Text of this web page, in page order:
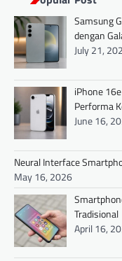
Samsung
dengan
July 21,
iPhone
Performa
June 16,
Neural Interface
May 16, 2026
Tradisional
April 16,